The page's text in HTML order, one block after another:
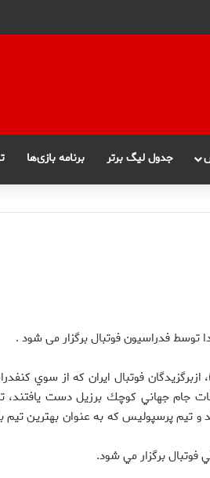
جدول لیگ برتر برنامه بازی‌ها
توسط فدراسیون فوتبال برگزار می شود .
فوتبال ايران كه از سوي
تيم پرسپوليس كه به عنوان بهترين تيم